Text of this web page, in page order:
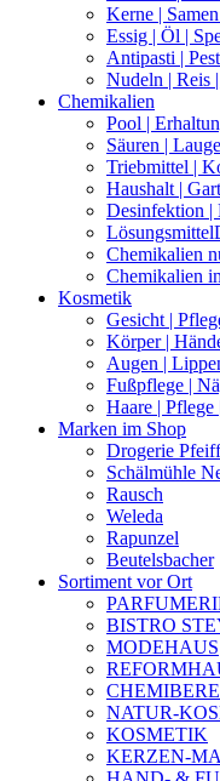
Kerne |
Essig | Öl |
Antipasti |
Nudeln | Reis
Chemikalien
Pool |
Säuren |
Triebmittel |
Haushalt |
Desinfektion |
Lösungsmittel
Chemikalien
Chemikalien
Kosmetik
Gesicht |
Körper |
Augen |
Fußpflege |
Haare |
Marken im Shop
Drogerie
Schälmühle
Rausch
Weleda
Rapunzel
Beutelsbacher
Sortiment vor Ort
BISTRO
MODEHAUS
NATUR-
KOSMETIK
KERZEN-